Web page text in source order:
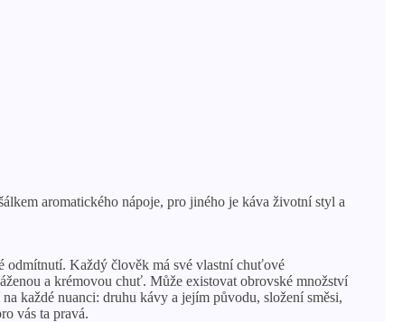
aromatického nápoje, pro jiného je káva životní styl a
odmítnutí. Každý člověk má své vlastní chuťové
a krémovou chuť. Může existovat obrovské množství
každé nuanci: druhu kávy a jejím původu, složení směsi,
vás ta pravá.